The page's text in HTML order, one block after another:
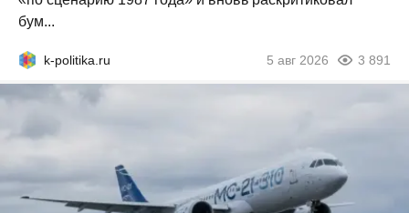
бум...
k-politika.ru 5 авг 2026 3 891